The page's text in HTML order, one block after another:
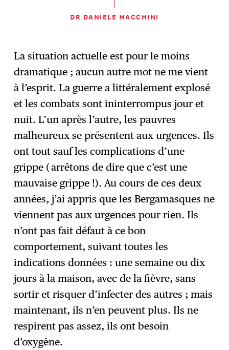
DR DANIELE MACCHINI
La situation actuelle est pour le moins
dramatique ; aucun autre mot ne me vient
à l’esprit. La guerre a littéralement explosé
et les combats sont ininterrompus jour et
nuit. L’un après l’autre, les pauvres
malheureux se présentent aux urgences. Ils
ont tout sauf les complications d’une
grippe ( arrêtons de dire que c’est une
mauvaise grippe !). Au cours de ces deux
années, j’ai appris que les Bergamasques ne
viennent pas aux urgences pour rien. Ils
n’ont pas fait défaut à ce bon
comportement, suivant toutes les
indications données : une semaine ou dix
jours à la maison, avec de la fièvre, sans
sortir et risquer d’infecter des autres ; mais
maintenant, ils n’en peuvent plus. Ils ne
respirent pas assez, ils ont besoin
d’oxygène.